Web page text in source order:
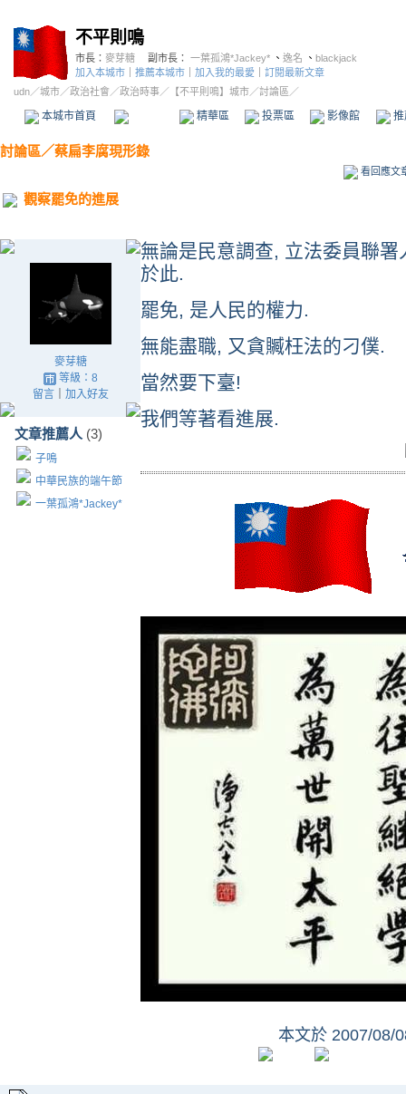
不平則鳴
市長： 麥芽糖 副市長： 一葉孤鴻*Jackey* 、 逸名 、 blackjack
加入本城市
推薦本城市 加入我的最愛
訂閱最新文章
udn／城市／政治社會 ／政治時事／ 【不平則鳴】城市／討論區／
本城市首頁 精華區 投票區 影像館
討論區／蔡扁李腐現形錄
看回應文
觀察罷免的進展
麥芽糖
等級：8
留言｜ 加入好友
文章推薦人 (3)
子鳴
中華民族的端午節
一葉孤鴻*Jackey*
無論是民意調查, 立法委員聯
於此.
罷免, 是人民的權力.
無能盡職, 又貪贓枉法的刁僕.
當然要下臺!
我們等著看進展.
本文於 2007/08/